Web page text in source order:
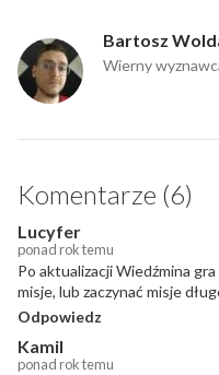
Bartosz
Wierny
Komentarze (6)
Lucyfer
ponad rok temu
Po aktualizacji Wiedźmina
misje, lub zaczynać misje
Odpowiedz
Kamil
ponad rok temu